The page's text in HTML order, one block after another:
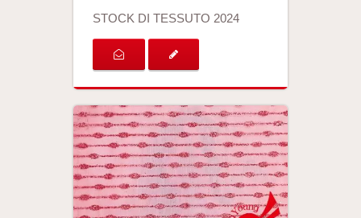
STOCK DI TESSUTO 2024